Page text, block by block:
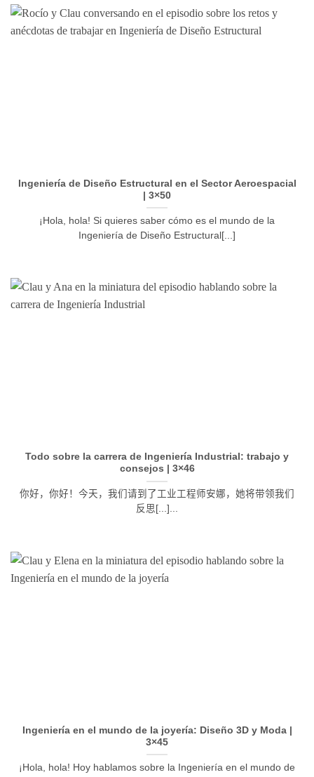
Ingeniería de Diseño Estructural en el Sector Aeroespacial
| 3×50
¡Hola, hola! Si quieres saber cómo es el mundo de la
Ingeniería de Diseño Estructural[...]
Todo sobre la carrera de Ingeniería Industrial: trabajo y
consejos | 3×46
你好，你好！今天，我们请到了工业工程师安娜，她将带领我们
反思[...]...
Ingeniería en el mundo de la joyería: Diseño 3D y Moda |
3×45
¡Hola, hola! Hoy hablamos sobre la Ingeniería en el mundo de